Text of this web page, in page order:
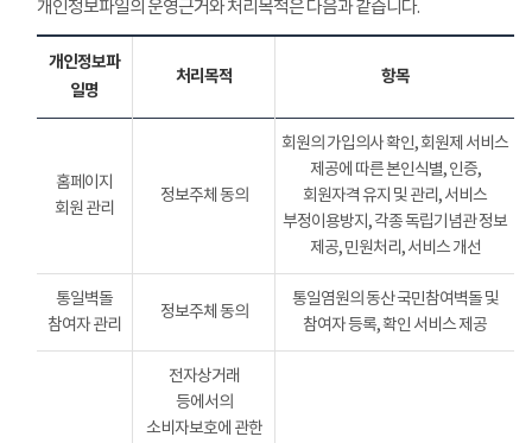
개인정보파일의 운영근거와 처리목적은 다음과 같습니다.
개인정보파
일명
처리목적 항목
홈페이지
회원 관리
정보주체 동의
회원의 가입의사 확인, 회원제 서비스
제공에 따른 본인식별, 인증,
회원자격 유지 및 관리, 서비스
부정이용방지, 각종 독립기념관 정보
제공, 민원처리, 서비스 개선
통일벽돌
참여자 관리
정보주체 동의
통일염원의 동산 국민참여벽돌 및
참여자 등록, 확인 서비스 제공
전자상거래
등에서의
소비자보호에 관한